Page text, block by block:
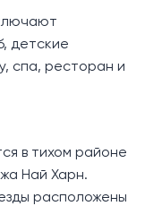
детские
спа, ресторан и
в тихом районе
Най Харн.
расположены